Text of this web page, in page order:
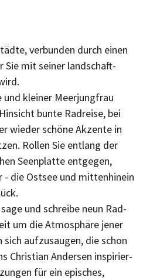
ver­bun­den durch einen
Sie mit seiner land­schaft­
kleiner Meer­jung­frau
bunte Rad­reise, bei
wieder schöne Akzente in
Rol­len Sie ent­lang der
Seen­platte ent­gegen,
- die Ost­see und mit­ten­hinein
und schreibe neun Rad­
um die Atmo­sphäre jener
auf­zu­sau­gen, die schon
Christian Andersen in­spi­rier­
für ein epi­sches,